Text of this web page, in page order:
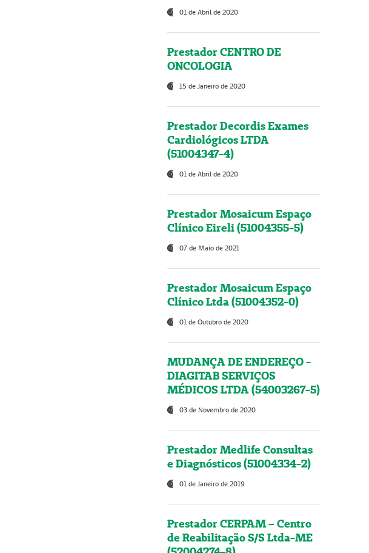
01 de Abril de 2020
Prestador CENTRO DE
ONCOLOGIA
15 de Janeiro de 2020
Prestador Decordis Exames
Cardiológicos LTDA
(51004347-4)
01 de Abril de 2020
Prestador Mosaicum Espaço
Clínico Eireli (51004355-5)
07 de Maio de 2021
Prestador Mosaicum Espaço
Clínico Ltda (51004352-0)
01 de Outubro de 2020
MUDANÇA DE ENDEREÇO -
DIAGITAB SERVIÇOS
MÉDICOS LTDA (54003267-5)
03 de Novembro de 2020
Prestador Medlife Consultas
e Diagnósticos (51004334-2)
01 de Janeiro de 2019
Prestador CERPAM – Centro
de Reabilitação S/S Ltda-ME